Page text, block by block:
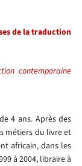
de la traduction
contemporaine
4 ans. Après des
métiers du livre et
africain, dans les
à 2004, libraire à